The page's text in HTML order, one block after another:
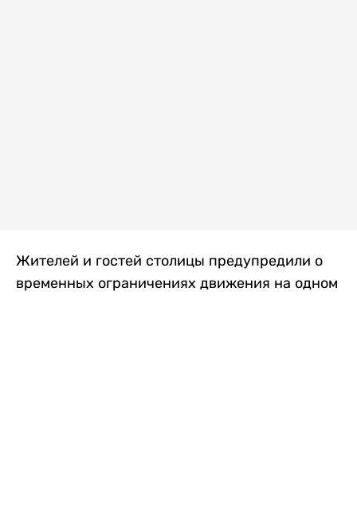
Жителей и гостей столицы предупредили о
временных ограничениях движения на одном